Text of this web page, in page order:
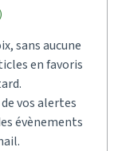
sans aucune
en favoris
vos alertes
évènements